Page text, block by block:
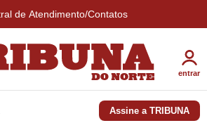
de Atendimento/Contatos
entrar
Assine a TRIBUNA